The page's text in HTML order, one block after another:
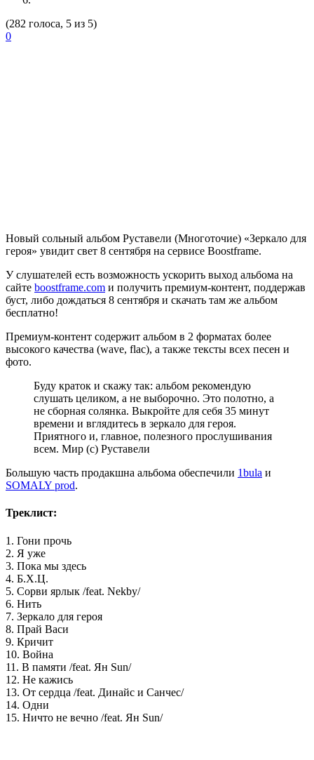
(282 голоса, 5 из 5)
0
Новый сольный альбом Руставели (Многоточие) «Зеркало для
героя» увидит свет 8 сентября на сервисе Boostframe.
У слушателей есть возможность ускорить выход альбома на
сайте boostframe.com и получить премиум-контент, поддержав
буст, либо дождаться 8 сентября и скачать там же альбом
бесплатно!
Премиум-контент содержит альбом в 2 форматах более
высокого качества (wave, flac), а также тексты всех песен и
фото.
Буду краток и скажу так: альбом рекомендую
слушать целиком, а не выборочно. Это полотно, а
не сборная солянка. Выкройте для себя 35 минут
времени и вглядитесь в зеркало для героя.
Приятного и, главное, полезного прослушивания
всем. Мир (с) Руставели
Большую часть продакшна альбома обеспечили 1bula и
SOMALY prod.
Треклист:
1. Гони прочь
2. Я уже
3. Пока мы здесь
4. Б.Х.Ц.
5. Сорви ярлык /feat. Nekby/
6. Нить
7. Зеркало для героя
8. Прай Васи
9. Кричит
10. Война
11. В памяти /feat. Ян Sun/
12. Не кажись
13. От сердца /feat. Динайс и Санчес/
14. Одни
15. Ничто не вечно /feat. Ян Sun/